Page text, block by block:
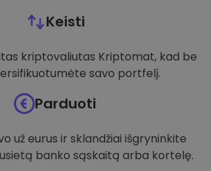
Keisti
kriptovaliutas Kriptomat, kad be
savo portfelį.
Parduoti
už eurus ir sklandžiai išgryninkite
banko sąskaitą arba kortelę.